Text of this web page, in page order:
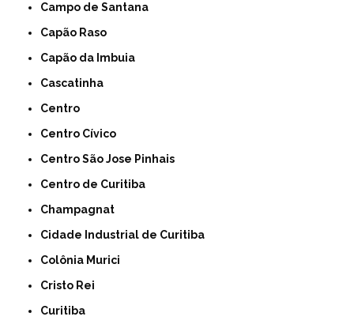
Campo de Santana
Capão Raso
Capão da Imbuia
Cascatinha
Centro
Centro Cívico
Centro São Jose Pinhais
Centro de Curitiba
Champagnat
Cidade Industrial de Curitiba
Colônia Murici
Cristo Rei
Curitiba